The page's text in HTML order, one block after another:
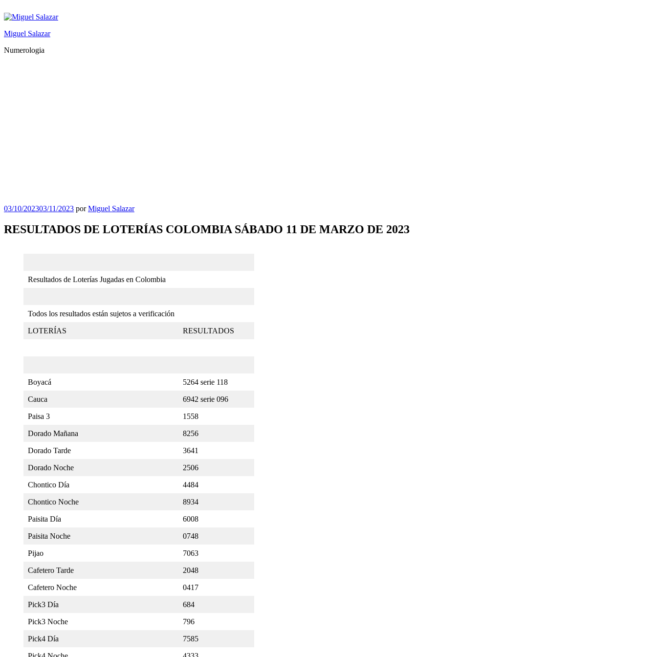
al
Miguel Salazar
Numerologia
Publicado
03/10/202303/11/2023 porMiguel Salazar
RESULTADOS DE LOTERÍAS COLOMBIA SÁBADO 11 DE MARZO DE 2023
Resultados de Loterías Jugadas en Colombia
Todos los resultados están sujetos a verificación
LOTERÍAS RESULTADOS
Boyacá 5264 serie 118
Cauca 6942 serie 096
Paisa 3 1558
Dorado Mañana 8256
Dorado Tarde 3641
Dorado Noche 2506
Chontico Día 4484
Chontico Noche 8934
Paisita Día 6008
Paisita Noche 0748
Pijao 7063
Cafetero Tarde 2048
Cafetero Noche 0417
Pick3 Día 684
Pick3 Noche 796
Pick4 Día 7585